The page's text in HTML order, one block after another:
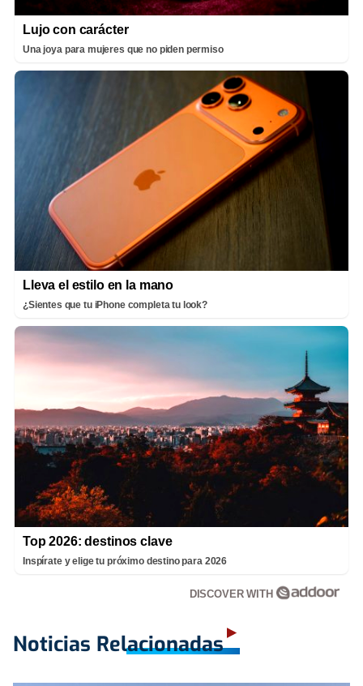
Lujo con carácter
Una joya para mujeres que no piden permiso
Lleva el estilo en la mano
¿Sientes que tu iPhone completa tu look?
Top 2026: destinos clave
Inspírate y elige tu próximo destino para 2026
DISCOVER WITH
Noticias Relacionadas